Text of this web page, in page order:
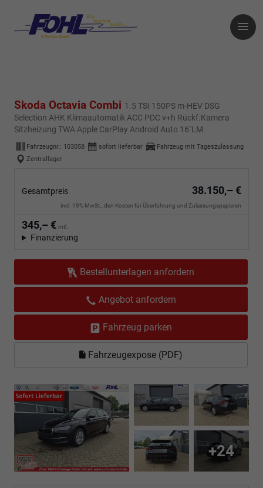
Skoda Octavia Combi 1.5 TSI 150PS m-HEV DSG
Selection AHK Klimaautomatik ACC PDC v+h Rückf.Kamera
Sitzheizung TWA Apple CarPlay Android Auto 16"LM
Fahrzeugnr.: 103058 sofort lieferbar
Fahrzeug mit Tageszulassung
Zentrallager
Gesamtpreis 38.150,– €
incl. 19% MwSt., den Kosten für Überführung und Zulassungspapieren
345,– € mtl.
Finanzierung
Bestellunterlagen anfordern
Angebot anfordern
Fahrzeug parken
Fahrzeugexpose (PDF)
+24